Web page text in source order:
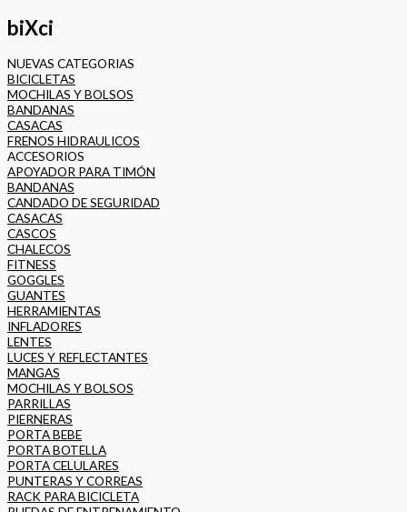
biXci
NUEVAS CATEGORIAS
BICICLETAS
MOCHILAS Y BOLSOS
BANDANAS
CASACAS
FRENOS HIDRAULICOS
ACCESORIOS
APOYADOR PARA TIMÓN
BANDANAS
CANDADO DE SEGURIDAD
CASACAS
CASCOS
CHALECOS
FITNESS
GOGGLES
GUANTES
HERRAMIENTAS
INFLADORES
LENTES
LUCES Y REFLECTANTES
MANGAS
MOCHILAS Y BOLSOS
PARRILLAS
PIERNERAS
PORTA BEBE
PORTA BOTELLA
PORTA CELULARES
PUNTERAS Y CORREAS
RACK PARA BICICLETA